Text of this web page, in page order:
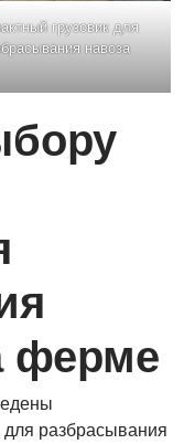
грузовик для
навоза
ферме
для разбрасывания